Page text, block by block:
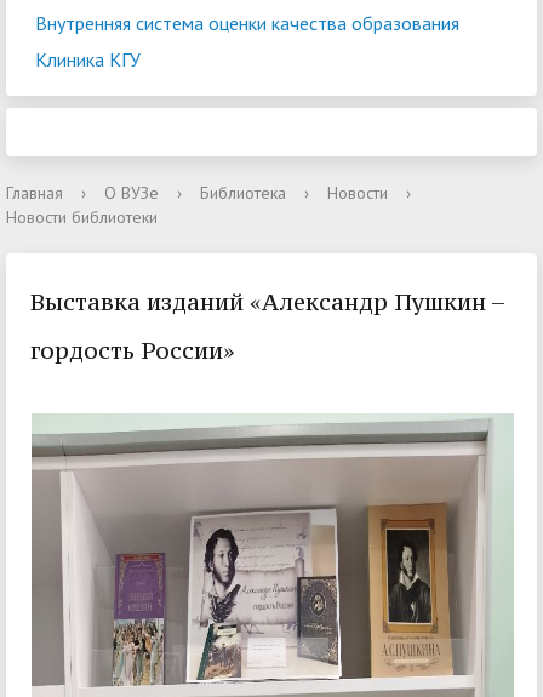
Внутренняя система оценки качества образования
Клиника КГУ
Главная › О ВУЗе › Библиотека › Новости
›
Новости библиотеки
Выставка изданий «Александр Пушкин –
гордость России»